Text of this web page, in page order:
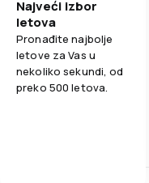
Najveći izbor
letova
Pronađite najbolje
letove za Vas u
nekoliko sekundi, od
preko 500 letova.